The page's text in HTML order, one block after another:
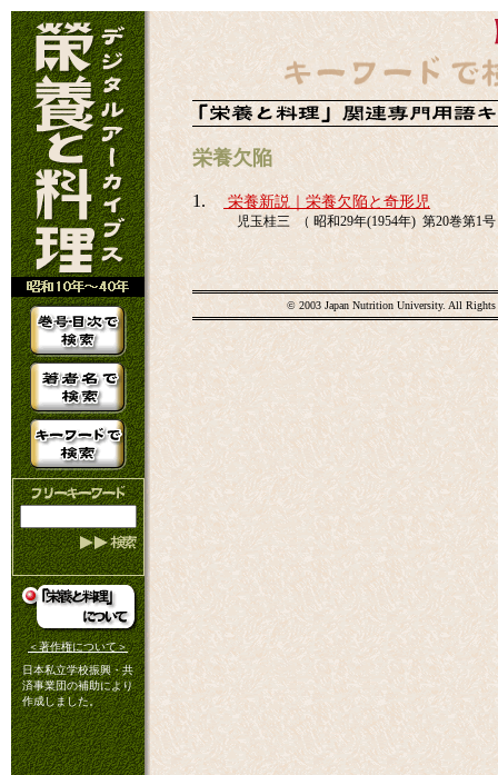
＜著作権について＞
日本私立学校振興・共
済事業団の補助により
作成しました。
栄養欠陥
1. 栄養新説｜栄養欠陥と奇形児
児玉桂三 （ 昭和29年(1954年) 第20巻第1号
© 2003 Japan Nutrition University. All Rights